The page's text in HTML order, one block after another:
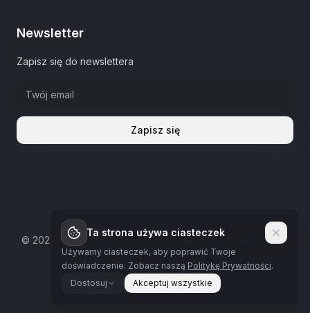
Newsletter
Zapisz się do newslettera
Zapisz się
© 2026 The Estate Warsaw.Wszystkie prawa zastrzeżone
Polityka prywatności
Ta strona używa ciasteczek
Używamy ciasteczek, aby poprawić Twoje
doświadczenie. Zobacz naszą Politykę Prywatności.
Dostosuj
Akceptuj wszystkie